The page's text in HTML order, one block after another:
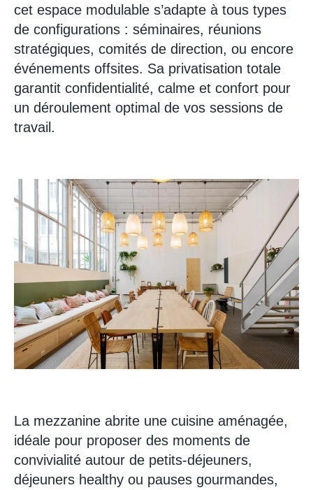
cet espace modulable s’adapte à tous types
de configurations : séminaires, réunions
stratégiques, comités de direction, ou encore
événements offsites. Sa privatisation totale
garantit confidentialité, calme et confort pour
un déroulement optimal de vos sessions de
travail.
La mezzanine abrite une cuisine aménagée,
idéale pour proposer des moments de
convivialité autour de petits-déjeuners,
déjeuners healthy ou pauses gourmandes,